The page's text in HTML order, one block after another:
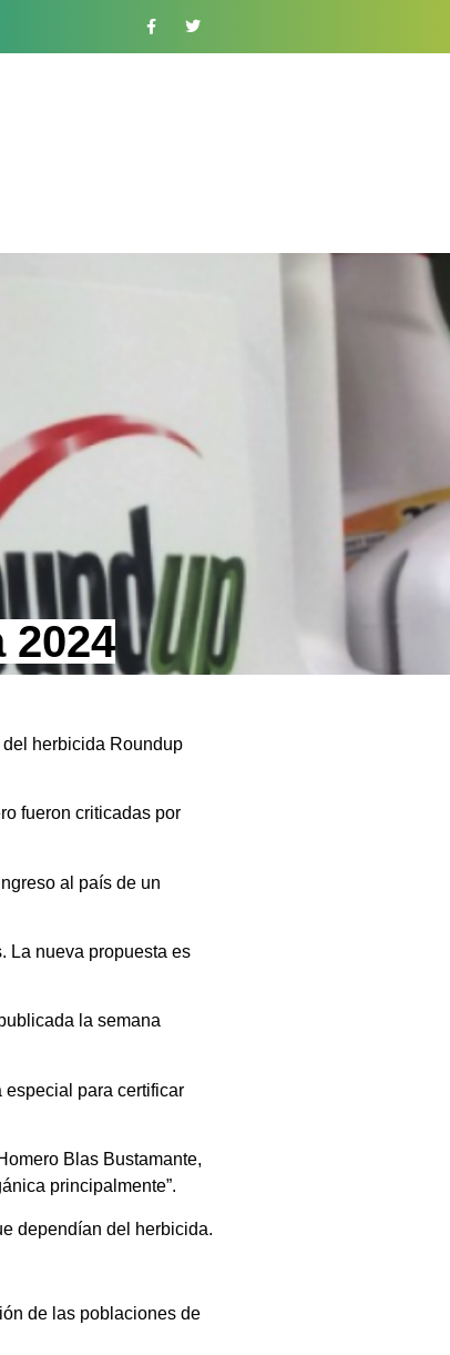
herbicida Roundup
fueron criticadas por
al país de un
La nueva propuesta es
la semana
especial para certificar
Blas Bustamante,
principalmente”.
dependían del herbicida.
de las poblaciones de